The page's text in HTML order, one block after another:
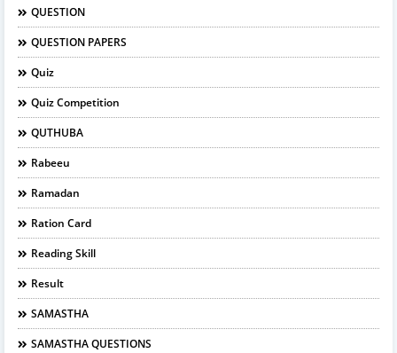
QUESTION
QUESTION PAPERS
Quiz
Quiz Competition
QUTHUBA
Rabeeu
Ramadan
Ration Card
Reading Skill
Result
SAMASTHA
SAMASTHA QUESTIONS